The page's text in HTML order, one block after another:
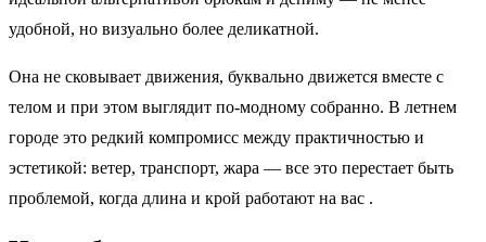
удобной, но визуально более деликатной.
Она не сковывает движения, буквально движется вместе с
телом и при этом выглядит по-модному собранно. В летнем
городе это редкий компромисс между практичностью и
эстетикой: ветер, транспорт, жара — все это перестает быть
проблемой, когда длина и крой работают на вас .